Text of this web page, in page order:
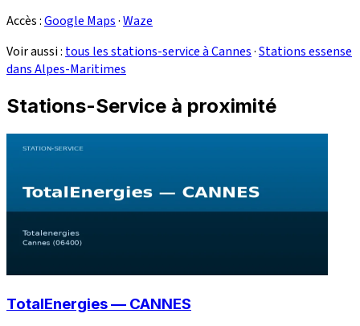
Accès :Google Maps·Waze
Voir aussi : tous les stations-service à Cannes·Stations essense
dans Alpes-Maritimes
Stations-Service à proximité
TotalEnergies — CANNES